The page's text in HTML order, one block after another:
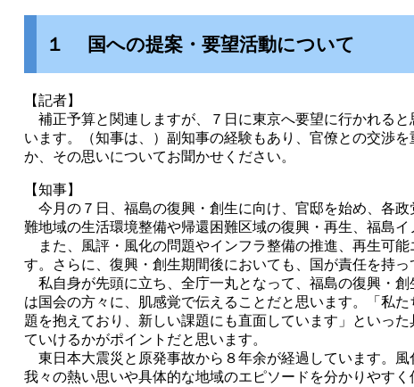
１ 国への提案・要望活動について
【記者】
補正予算と関連しますが、７日に東京へ要望に行かれる
います。（知事は、）副知事の経験もあり、官僚との交渉
か、その思いについてお聞かせください。
【知事】
今月の７日、福島の復興・創生に向け、官邸を始め、各
難地域の生活環境整備や帰還困難区域の復興・再生、福島
また、風評・風化の問題やインフラ整備の推進、再生可
す。さらに、復興・創生期間後においても、国が責任を持
私自身が先頭に立ち、全庁一丸となって、福島の復興・
は国会の方々に、肌感覚で伝えることだと思います。「私
題を抱えており、新しい課題にも直面しています」といっ
ていけるかがポイントだと思います。
東日本大震災と原発事故から８年余が経過しています。風
我々の熱い思いや具体的な地域のエピソードを分かりやす